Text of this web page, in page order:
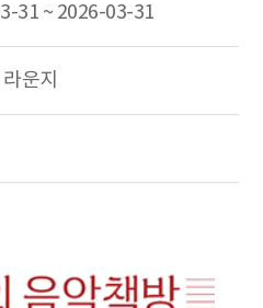
31 ~ 2026-03-31
운지